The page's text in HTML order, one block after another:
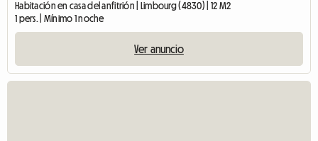
Habitación en casa del anfitrión | Limbourg (4830) | 12 M2
1 pers. | Mínimo 1 noche
Ver anuncio